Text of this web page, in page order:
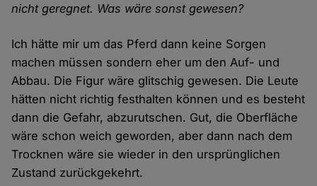
nicht geregnet. Was wäre sonst gewesen?
Ich hätte mir um das Pferd dann keine Sorgen
machen müssen sondern eher um den Auf- und
Abbau. Die Figur wäre glitschig gewesen. Die Leute
hätten nicht richtig festhalten können und es besteht
dann die Gefahr, abzurutschen. Gut, die Oberfläche
wäre schon weich geworden, aber dann nach dem
Trocknen wäre sie wieder in den ursprünglichen
Zustand zurückgekehrt.